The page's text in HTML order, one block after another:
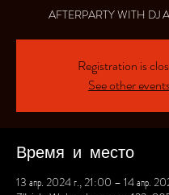
AFTERPARTY WITH DJ
Registration is
See other
Время и место
13 апр. 2024 г., 21:00 – 14 апр.